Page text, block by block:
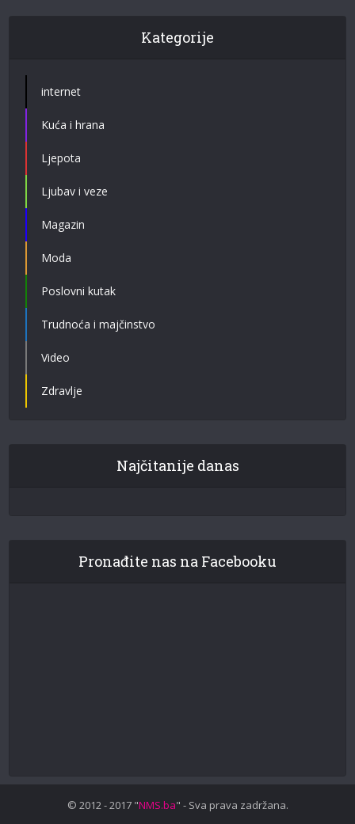
Kategorije
internet
Kuća i hrana
Ljepota
Ljubav i veze
Magazin
Moda
Poslovni kutak
Trudnoća i majčinstvo
Video
Zdravlje
Najčitanije danas
Pronađite nas na Facebooku
© 2012 - 2017 "NMS.ba" - Sva prava zadržana.